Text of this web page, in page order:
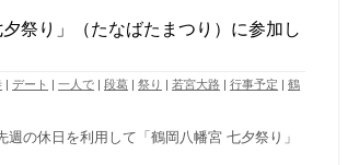
祭り」（たなばたまつり）に参加し
|デート |一人で |段葛 |祭り |若宮大路 |行事予定 |鶴
の休日を利用して「鶴岡八幡宮 七夕祭り」